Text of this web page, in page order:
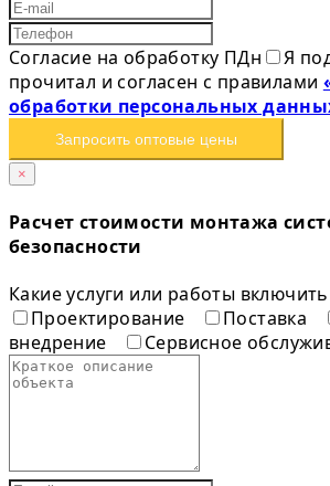
Согласие на обработку ПДн
Я
прочитал и согласен с правилами
обработки персональных
Запросить оптовые цены
×
Расчет стоимости монтажа
безопасности
Какие услуги или работы
Проектирование
Поставка
внедрение
Сервисное